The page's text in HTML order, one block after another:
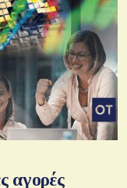
αγορές